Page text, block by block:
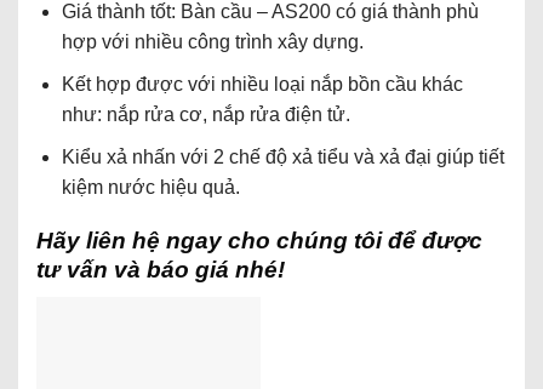
Giá thành tốt: Bàn cầu – AS200 có giá thành phù
hợp với nhiều công trình xây dựng.
Kết hợp được với nhiều loại nắp bồn cầu khác
như: nắp rửa cơ, nắp rửa điện tử.
Kiểu xả nhấn với 2 chế độ xả tiểu và xả đại giúp tiết
kiệm nước hiệu quả.
Hãy liên hệ ngay cho chúng tôi để được
tư vấn và báo giá nhé!